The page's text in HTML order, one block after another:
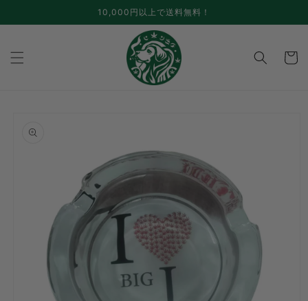
進む
10,000円以上で送料無料！
ー
キップ